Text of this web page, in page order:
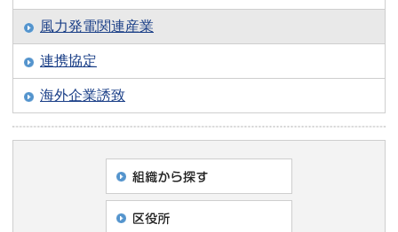
風力発電関連産業
連携協定
海外企業誘致